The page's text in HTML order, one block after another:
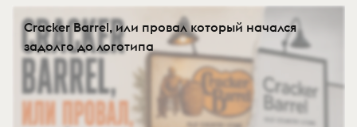
Cracker Barrel, или провал который начался
задолго до логотипа